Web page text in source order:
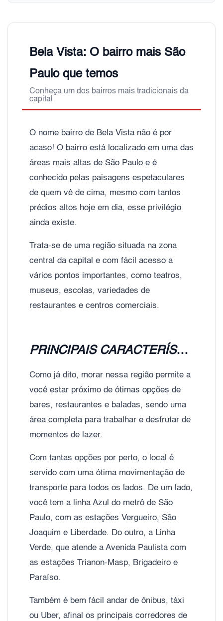
Bela Vista: O bairro mais São
Paulo que temos
Conheça um dos bairros mais tradicionais da
capital
O nome bairro de Bela Vista não é por
acaso! O bairro está localizado em uma das
áreas mais altas de São Paulo e é
conhecido pelas paisagens espetaculares
de quem vê de cima, mesmo com tantos
prédios altos hoje em dia, esse privilégio
ainda existe.
Trata-se de uma região situada na zona
central da capital e com fácil acesso a
vários pontos importantes, como teatros,
museus, escolas, variedades de
restaurantes e centros comerciais.
PRINCIPAIS CARACTERÍSTICAS DO BAIRRO BELA VISTA
Como já dito, morar nessa região permite a
você estar próximo de ótimas opções de
bares, restaurantes e baladas, sendo uma
área completa para trabalhar e desfrutar de
momentos de lazer.
Com tantas opções por perto, o local é
servido com uma ótima movimentação de
transporte para todos os lados. De um lado,
você tem a linha Azul do metrô de São
Paulo, com as estações Vergueiro, São
Joaquim e Liberdade. Do outro, a Linha
Verde, que atende a Avenida Paulista com
as estações Trianon-Masp, Brigadeiro e
Paraíso.
Também é bem fácil andar de ônibus, táxi
ou Uber, afinal os principais corredores de